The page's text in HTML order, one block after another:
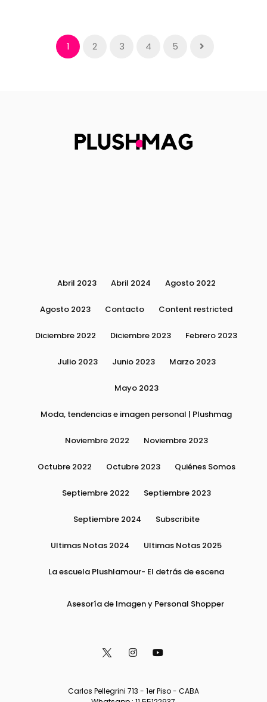
1 2 3 4 5
Abril 2023 Abril 2024 Agosto 2022
Agosto 2023 Contacto Content restricted
Diciembre 2022 Diciembre 2023 Febrero 2023
Julio 2023 Junio 2023 Marzo 2023
Mayo 2023
Moda, tendencias e imagen personal | Plushmag
Noviembre 2022 Noviembre 2023
Octubre 2022 Octubre 2023 Quiénes Somos
Septiembre 2022 Septiembre 2023
Septiembre 2024 Subscribite
Ultimas Notas 2024 Ultimas Notas 2025
La escuela Plushlamour- El detrás de escena
Asesoría de Imagen y Personal Shopper
Carlos Pellegrini 713 - 1er Piso - CABA